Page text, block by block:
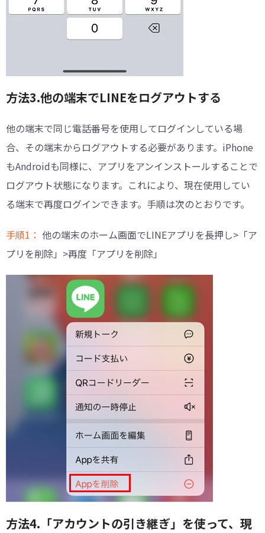
方法3.他の端末でLINEをログアウトする
他の端末で同じ電話番号を使用してログインしている場
合、その端末からログアウトする必要があります。iPhone
もAndroidも同様に、アプリをアンインストールすることで
ログアウト状態になります。これにより、現在使用してい
る端末で再度ログインできます。手順は次のとおりです。
手順1： 他の端末のホーム画面でLINEアプリを長押し>「ア
プリを削除」>再度「アプリを削除」
方法4.「アカウントの引き継ぎ」を使って、現